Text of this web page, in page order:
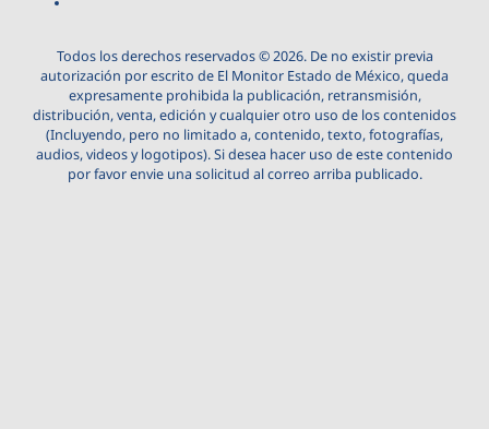
Todos los derechos reservados © 2026. De no existir previa
autorización por escrito de El Monitor Estado de México, queda
expresamente prohibida la publicación, retransmisión,
distribución, venta, edición y cualquier otro uso de los contenidos
(Incluyendo, pero no limitado a, contenido, texto, fotografías,
audios, videos y logotipos). Si desea hacer uso de este contenido
por favor envie una solicitud al correo arriba publicado.